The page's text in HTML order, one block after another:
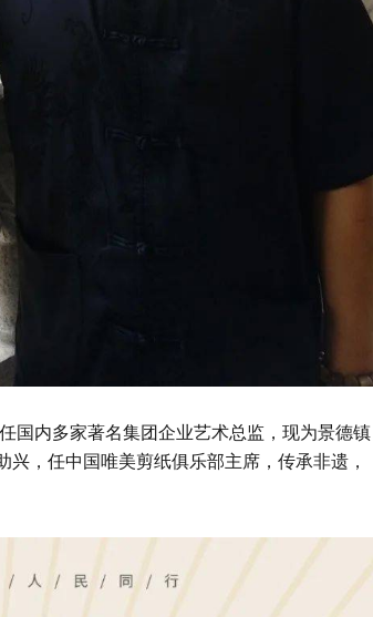
国内多家著名集团企业艺术总监，现为景德镇
，任中国唯美剪纸俱乐部主席，传承非遗，